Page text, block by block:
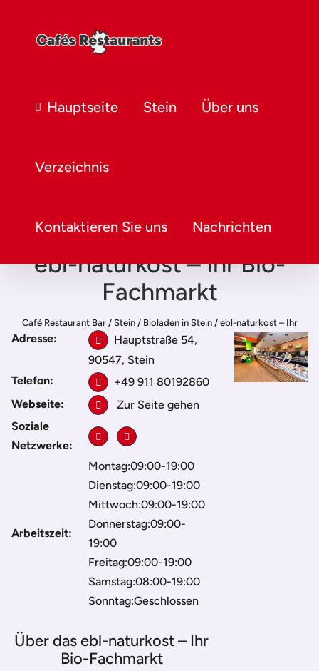
Hauptseite Stein Über uns
Verzeichnis
Kontaktieren Sie uns Nachrichten
ebl-naturkost – Ihr Bio-
Fachmarkt
Café Restaurant Bar/ Stein/ Bioladen in Stein/ ebl-naturkost – Ihr
Bio-Fachmarkt
Adresse:
Hauptstraße 54,
90547, Stein
Telefon:
+49 911 80192860
Webseite:
Zur Seite gehen
Soziale
Netzwerke:
Arbeitszeit:
Montag:09:00-19:00
Dienstag:09:00-19:00
Mittwoch:09:00-19:00
Donnerstag:09:00-
19:00
Freitag:09:00-19:00
Samstag:08:00-19:00
Sonntag:Geschlossen
Über das ebl-naturkost – Ihr
Bio-Fachmarkt